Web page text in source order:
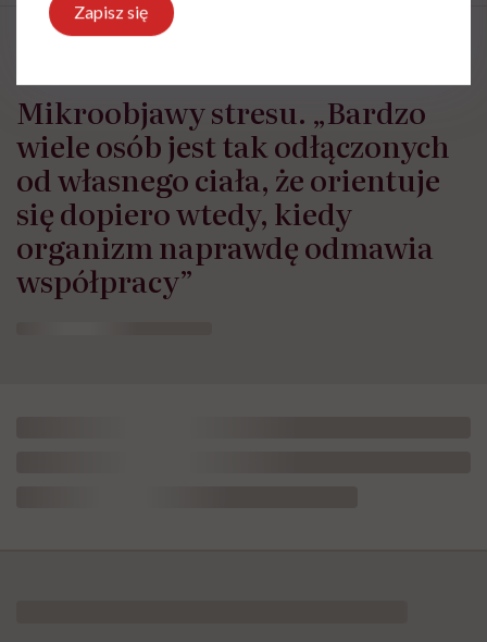
Mikroobjawy stresu. „Bardzo
wiele osób jest tak odłączonych
od własnego ciała, że orientuje
się dopiero wtedy, kiedy
organizm naprawdę odmawia
współpracy”
Zapisz się